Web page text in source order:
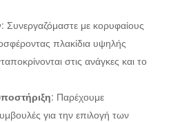
: Συνεργαζόμαστε με κορυφαίους
πλακίδια υψηλής
στις ανάγκες και το
: Παρέχουμε
για την επιλογή των